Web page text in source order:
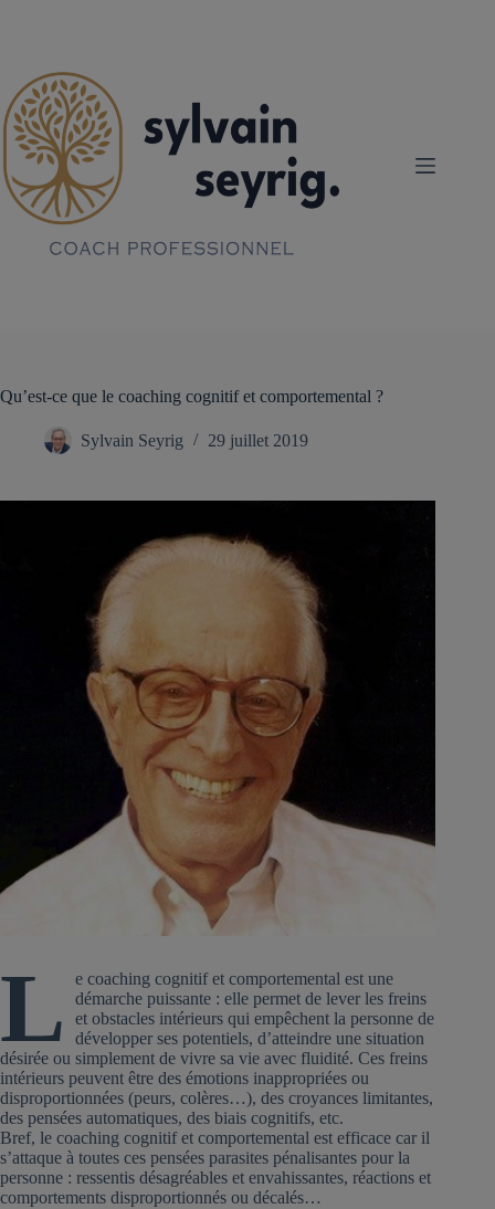
Qu’est-ce que le coaching cognitif et comportemental ?
Sylvain Seyrig 29 juillet 2019
L
e coaching cognitif et comportemental est une
démarche puissante : elle permet de lever les freins
et obstacles intérieurs qui empêchent la personne de
développer ses potentiels, d’atteindre une situation
désirée ou simplement de vivre sa vie avec fluidité. Ces freins
intérieurs peuvent être des émotions inappropriées ou
disproportionnées (peurs, colères…), des croyances limitantes,
des pensées automatiques, des biais cognitifs, etc.
Bref, le coaching cognitif et comportemental est efficace car il
s’attaque à toutes ces pensées parasites pénalisantes pour la
personne : ressentis désagréables et envahissantes, réactions et
comportements disproportionnés ou décalés…